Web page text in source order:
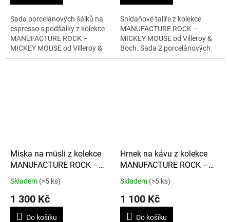
Sada porcelánových šálků na
espresso s podšálky z kolekce
MANUFACTURE ROCK –
MICKEY MOUSE od Villeroy &
Boch. Stylová kombinace černé
Snídaňové talíře z kolekce
MANUFACTURE ROCK –
MICKEY MOUSE od Villeroy &
Boch. Sada 2 porcelánových
talířů o průměru 22 cm v
Miska na müsli z kolekce
MANUFACTURE ROCK –
MICKEY MOUSE 430 ml, 2
Skladem (>5 ks)
1 300 Kč
Do košíku
Hrnek na kávu z kolekce
MANUFACTURE ROCK –
MICKEY MOUSE 280 ml, 2
Skladem (>5 ks)
1 100 Kč
Do košíku